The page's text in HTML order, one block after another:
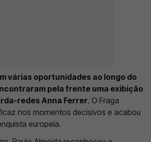
várias oportunidades ao longo do
pela frente uma exibição
redes Anna Ferrer. O Fraga
nos momentos decisivos e acabou
europeia.